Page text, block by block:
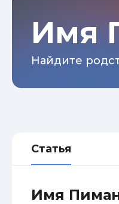
Имя
Найдите
Статья
Имя